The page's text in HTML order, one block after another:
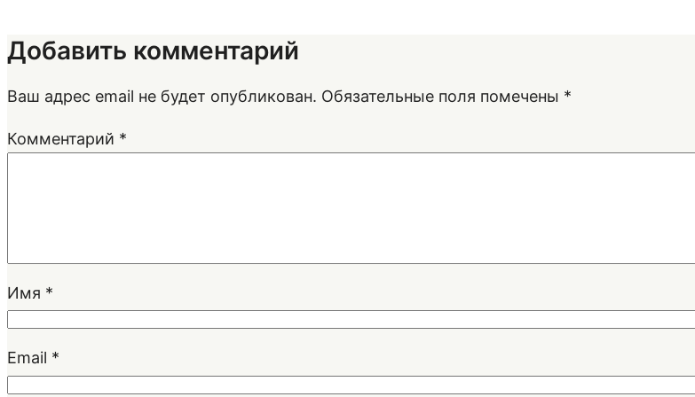
Добавить комментарий
Ваш адрес email не будет опубликован. Обязательные поля помечены *
Комментарий *
Имя *
Email *